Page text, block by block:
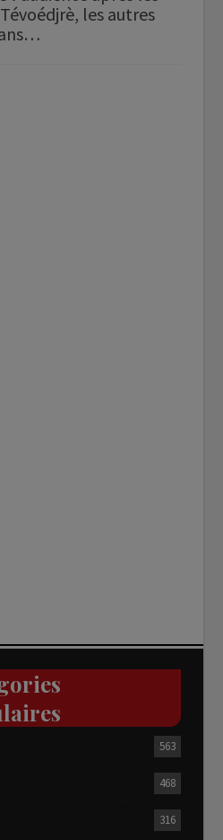
les autres
563
468
316